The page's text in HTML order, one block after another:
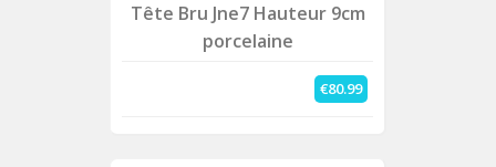
Tête Bru Jne7 Hauteur 9cm
porcelaine
€80.99